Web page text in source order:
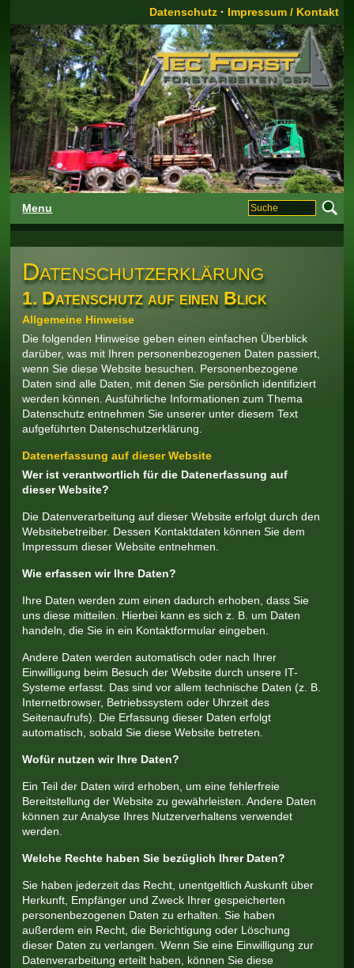
Datenschutz· Impressum / Kontakt
Menu
Datenschutz­erklärung
1. Datenschutz auf einen Blick
Allgemeine Hinweise
Die folgenden Hinweise geben einen einfachen Überblick
darüber, was mit Ihren personenbezogenen Daten passiert,
wenn Sie diese Website besuchen. Personenbezogene
Daten sind alle Daten, mit denen Sie persönlich identifiziert
werden können. Ausführliche Informationen zum Thema
Datenschutz entnehmen Sie unserer unter diesem Text
aufgeführten Datenschutzerklärung.
Datenerfassung auf dieser Website
Wer ist verantwortlich für die Datenerfassung auf
dieser Website?
Die Datenverarbeitung auf dieser Website erfolgt durch den
Websitebetreiber. Dessen Kontaktdaten können Sie dem
Impressum dieser Website entnehmen.
Wie erfassen wir Ihre Daten?
Ihre Daten werden zum einen dadurch erhoben, dass Sie
uns diese mitteilen. Hierbei kann es sich z. B. um Daten
handeln, die Sie in ein Kontaktformular eingeben.
Andere Daten werden automatisch oder nach Ihrer
Einwilligung beim Besuch der Website durch unsere IT-
Systeme erfasst. Das sind vor allem technische Daten (z. B.
Internetbrowser, Betriebssystem oder Uhrzeit des
Seitenaufrufs). Die Erfassung dieser Daten erfolgt
automatisch, sobald Sie diese Website betreten.
Wofür nutzen wir Ihre Daten?
Ein Teil der Daten wird erhoben, um eine fehlerfreie
Bereitstellung der Website zu gewährleisten. Andere Daten
können zur Analyse Ihres Nutzerverhaltens verwendet
werden.
Welche Rechte haben Sie bezüglich Ihrer Daten?
Sie haben jederzeit das Recht, unentgeltlich Auskunft über
Herkunft, Empfänger und Zweck Ihrer gespeicherten
personenbezogenen Daten zu erhalten. Sie haben
außerdem ein Recht, die Berichtigung oder Löschung
dieser Daten zu verlangen. Wenn Sie eine Einwilligung zur
Datenverarbeitung erteilt haben, können Sie diese